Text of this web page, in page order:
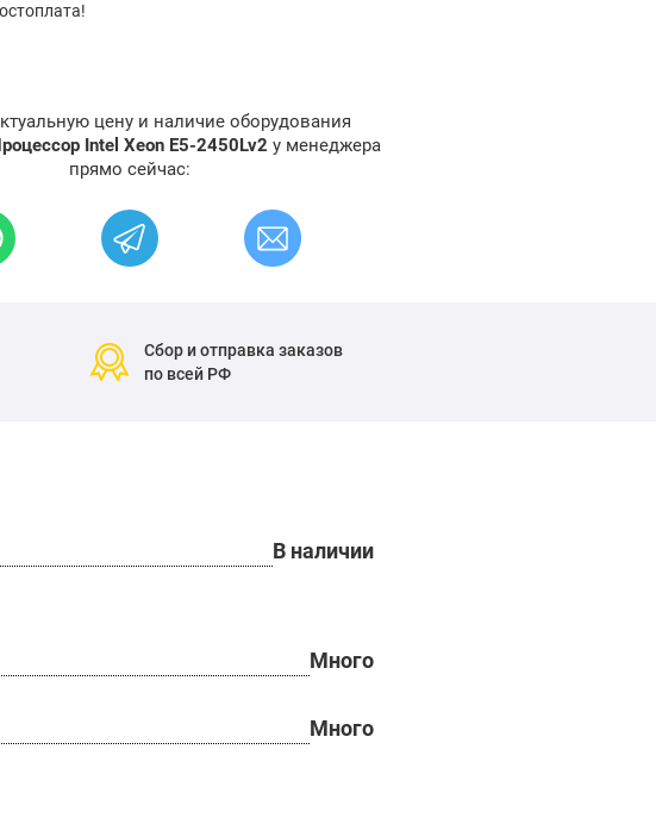
цену и наличие оборудования
Intel Xeon E5-2450Lv2 у менеджера
прямо сейчас:
Сбор и отправка заказов
по всей РФ
В наличии
Много
Много